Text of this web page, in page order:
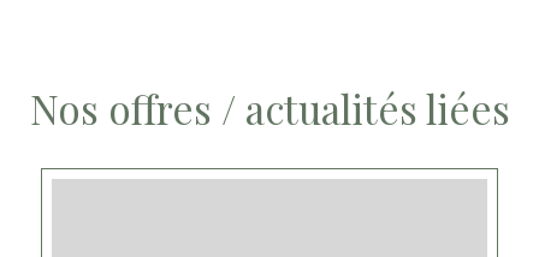
Nos offres / actualités liées